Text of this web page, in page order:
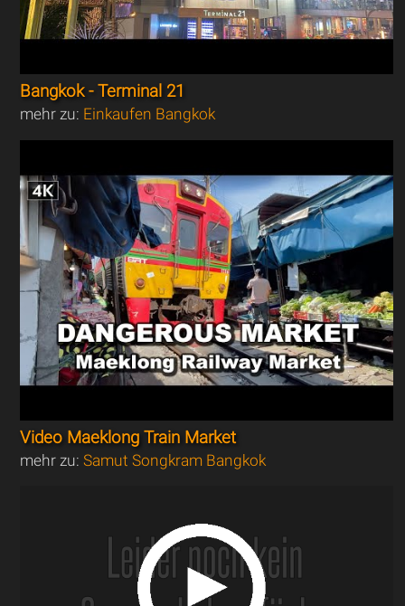
Bangkok - Terminal 21
mehr zu: Einkaufen Bangkok
Video Maeklong Train Market
mehr zu:Samut Songkram Bangkok